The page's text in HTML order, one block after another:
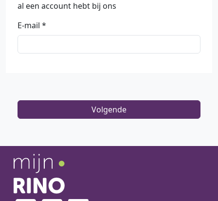
al een account hebt bij ons
E-mail
Volgende